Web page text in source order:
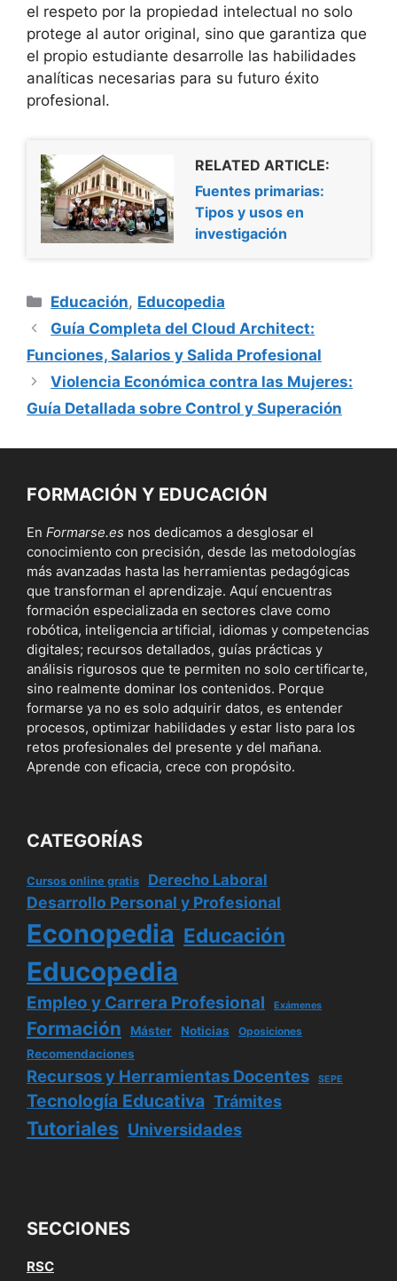
el respeto por la propiedad intelectual no solo
protege al autor original, sino que garantiza que
el propio estudiante desarrolle las habilidades
analíticas necesarias para su futuro éxito
profesional.
RELATED ARTICLE:
Fuentes primarias:
Tipos y usos en
investigación
Categorías
Educación, Educopedia
Guía Completa del Cloud Architect:
Funciones, Salarios y Salida Profesional
Violencia Económica contra las Mujeres:
Guía Detallada sobre Control y Superación
FORMACIÓN Y EDUCACIÓN
En Formarse.es nos dedicamos a desglosar el
conocimiento con precisión, desde las metodologías
más avanzadas hasta las herramientas pedagógicas
que transforman el aprendizaje. Aquí encuentras
formación especializada en sectores clave como
robótica, inteligencia artificial, idiomas y competencias
digitales; recursos detallados, guías prácticas y
análisis rigurosos que te permiten no solo certificarte,
sino realmente dominar los contenidos. Porque
formarse ya no es solo adquirir datos, es entender
procesos, optimizar habilidades y estar listo para los
retos profesionales del presente y del mañana.
Aprende con eficacia, crece con propósito.
CATEGORÍAS
Cursos online gratis Derecho Laboral
Desarrollo Personal y Profesional
Econopedia Educación
Educopedia
Empleo y Carrera Profesional Exámenes
Formación Máster Noticias Oposiciones
Recomendaciones
Recursos y Herramientas Docentes SEPE
Tecnología Educativa Trámites
Tutoriales Universidades
SECCIONES
RSC